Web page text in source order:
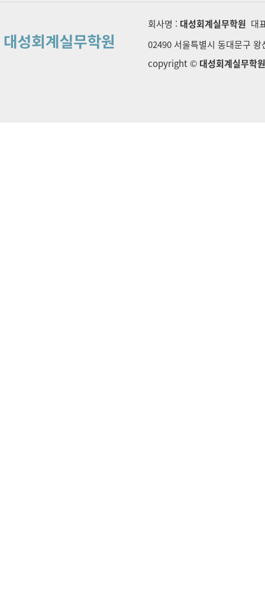
회사명 : 대성회계실무학원 대
02490 서울특별시 동대문구
copyright © 대성회계실무학원